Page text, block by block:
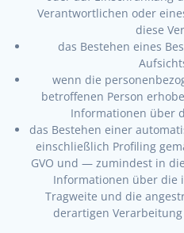
Verantwortlichen oder
diese
das Bestehen eines
wenn die
betroffenen Person
Informationen über
das Bestehen einer
einschließlich Profiling
GVO und — zumindest in
Informationen über die
Tragweite und die
derartigen